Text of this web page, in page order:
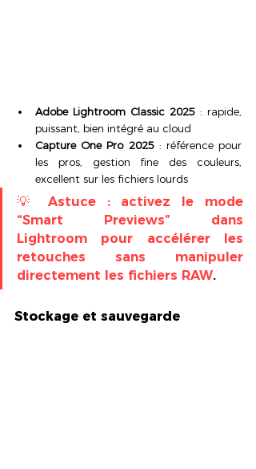
Adobe Lightroom Classic 2025 : rapide,
puissant, bien intégré au cloud
Capture One Pro 2025 : référence pour
les pros, gestion fine des couleurs,
excellent sur les fichiers lourds
💡 Astuce : activez le mode
“Smart Previews” dans
Lightroom pour accélérer les
retouches sans manipuler
directement les fichiers RAW.
Stockage et sauvegarde